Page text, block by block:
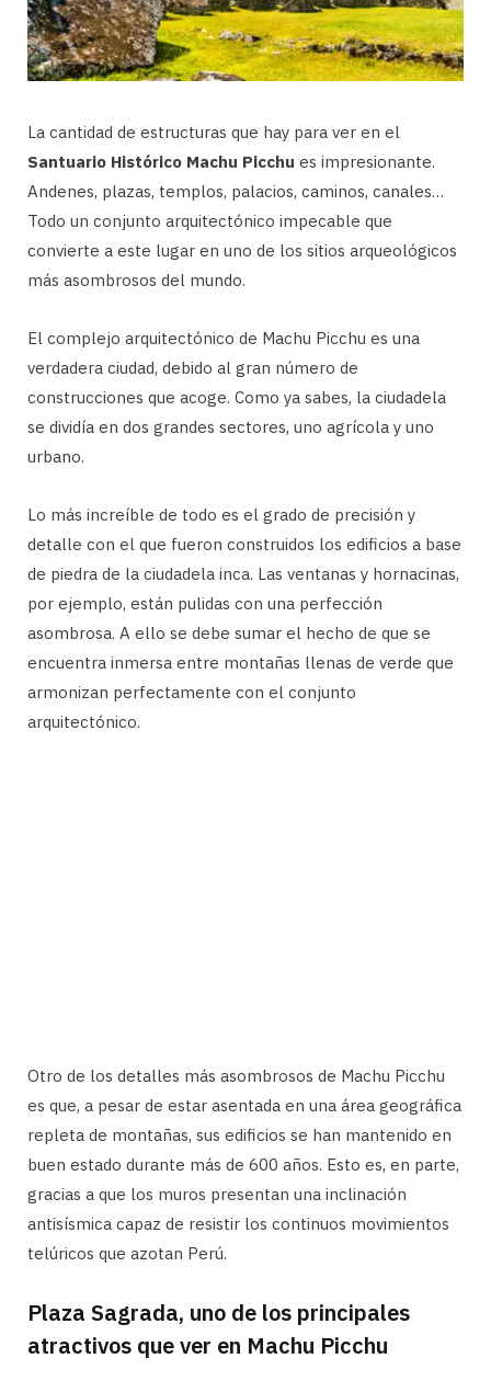
La cantidad de estructuras que hay para ver en el
Santuario Histórico Machu Picchu es impresionante.
Andenes, plazas, templos, palacios, caminos, canales…
Todo un conjunto arquitectónico impecable que
convierte a este lugar en uno de los sitios arqueológicos
más asombrosos del mundo.
El complejo arquitectónico de Machu Picchu es una
verdadera ciudad, debido al gran número de
construcciones que acoge. Como ya sabes, la ciudadela
se dividía en dos grandes sectores, uno agrícola y uno
urbano.
Lo más increíble de todo es el grado de precisión y
detalle con el que fueron construidos los edificios a base
de piedra de la ciudadela inca. Las ventanas y hornacinas,
por ejemplo, están pulidas con una perfección
asombrosa. A ello se debe sumar el hecho de que se
encuentra inmersa entre montañas llenas de verde que
armonizan perfectamente con el conjunto
arquitectónico.
Otro de los detalles más asombrosos de Machu Picchu
es que, a pesar de estar asentada en una área geográfica
repleta de montañas, sus edificios se han mantenido en
buen estado durante más de 600 años. Esto es, en parte,
gracias a que los muros presentan una inclinación
antisísmica capaz de resistir los continuos movimientos
telúricos que azotan Perú.
Plaza Sagrada, uno de los principales
atractivos que ver en Machu Picchu